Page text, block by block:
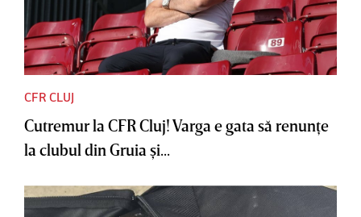
CFR CLUJ
Cutremur la CFR Cluj! Varga e gata să renunţe
la clubul din Gruia şi...